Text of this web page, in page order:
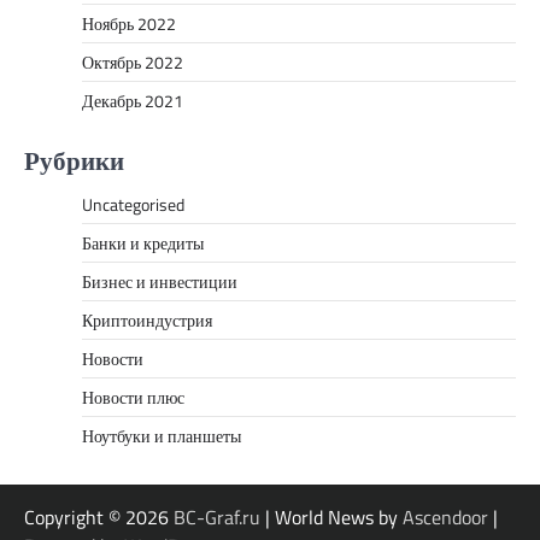
Ноябрь 2022
Октябрь 2022
Декабрь 2021
Рубрики
Uncategorised
Банки и кредиты
Бизнес и инвестиции
Криптоиндустрия
Новости
Новости плюс
Ноутбуки и планшеты
Copyright © 2026 BC-Graf.ru | World News byAscendoor |